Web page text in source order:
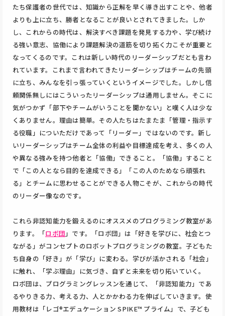
たち保護者の世代では、知識から正解を早く導き出すことや、他者
よりも上に立ち、勝者となることが良いとされてきました。しか
し、これからの時代は、解決すべき課題を発見する力や、学び続け
る強い意志、協働により課題解決の道筋を切り拓く力こそが重要と
なってくるのです。これは新しい時代のリーダーシップだとも言わ
れています。これまで言われてきたリーダーシップはチームの先頭
に立ち、みんなを引っ張っていくというイメージでした。しかし信
頼関係無しにはこういったリーダーシップは通用しません。そこに
気がつかず「部下やチームがいうことを聞かない」と嘆く人は少な
くありません。理由は簡単。その人たちはたまたま「管理・指示す
る役職」についただけであって「リーダー」ではないのです。新し
いリーダーシップはチーム全体の利益や目標達成を考え、多くの人
や異なる強みを持つ他者と「協働」できること。「協働」すること
で「この人となら目的を達成できる」「この人のためなら頑張れ
る」とチームに思わせることができる人物こそが、これからの時代
のリーダー像なのです。
これら非認知能力を鍛えるのにオススメのプログラミング教室があ
ります。「ロボ団 」です。「ロボ団」は「好きを学びに、社会とつ
ながる」がコンセプトのロボットプログラミングの教室。子どもた
ち自身の「好き」が「学び」に変わる。学びが活かされる「社会」
に触れ、「学ぶ理由」に気づき、自ずと未来を切り拓いていく。
ロボ団は、プログラミングレッスンを通じて、「非認知能力」であ
るやりきる力、考える力、人とかかわる力を伸ばしていきます。使
用教材は「レゴ®エデュケーション SPIKE™ プライム」で、子ども